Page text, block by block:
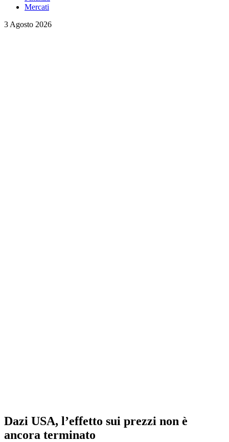
Mercati
3 Agosto 2026
Dazi USA, l’effetto sui prezzi non è
ancora terminato